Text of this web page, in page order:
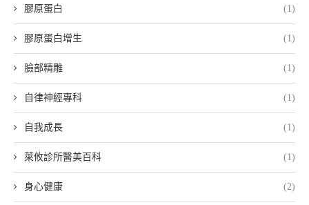
膠原蛋白 (1)
膠原蛋白增生 (1)
臉部精雕 (1)
自律神經專科 (1)
自我成長 (1)
萊攸診所醫美百科 (1)
身心健康 (2)